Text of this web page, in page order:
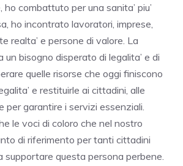
combattuto per una sanita’ piu’
ho incontrato lavoratori, imprese,
realta’ e persone di valore. La
un bisogno disperato di legalita’ e di
quelle risorse che oggi finiscono
e restituirle ai cittadini, alle
per garantire i servizi essenziali.
le voci di coloro che nel nostro
di riferimento per tanti cittadini
supportare questa persona perbene.